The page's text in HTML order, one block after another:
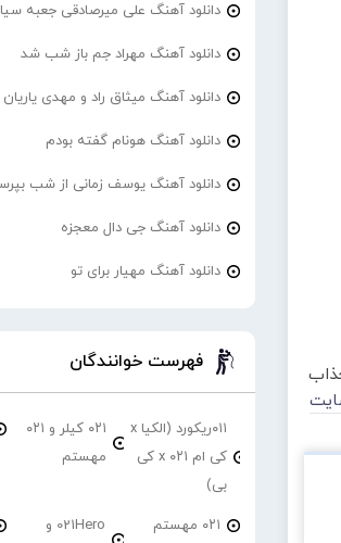
دانلود آهنگ علی میرصادقی جعبه
دانلود آهنگ مهراد جم باز شب شد
دانلود آهنگ میثاق راد و مهدی
دانلود آهنگ هونام گفته بودم
دانلود آهنگ یوسف زمانی از شب
دانلود آهنگ جی دال معجزه
دانلود آهنگ مهیار برای تو
فهرست خوانندگان
۰۱۱ریکورد (الکیا x
کی ام ۰۲۱ x کی
بی)
۰۲۱ کیلر و ۰۲۱
مهستم
۰۲۱ مهستم
021Hero و